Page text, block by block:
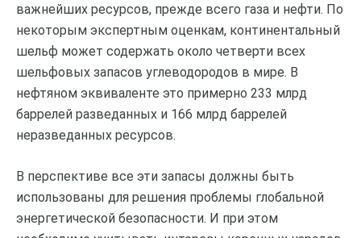
важнейших ресурсов, прежде всего газа и нефти. По
некоторым экспертным оценкам, континентальный
шельф может содержать около четверти всех
шельфовых запасов углеводородов в мире. В
нефтяном эквиваленте это примерно 233 млрд
баррелей разведанных и 166 млрд баррелей
неразведанных ресурсов.
В перспективе все эти запасы должны быть
использованы для решения проблемы глобальной
энергетической безопасности. И при этом